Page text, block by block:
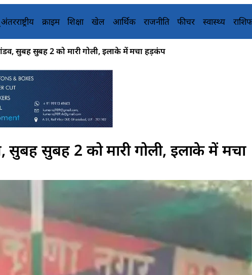
क्राइम शिक्षा खेल आर्थिक राजनीति फीचर स्वास्थ्य
सुबह सुबह 2 को मारी गोली, इलाके में मचा हड़कंप
सुबह सुबह 2 को मारी गोली, इलाके में मचा